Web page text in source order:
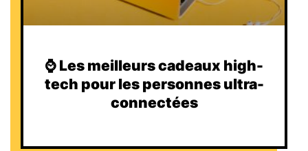
⌚️ Les meilleurs cadeaux high-
tech pour les personnes ultra-
connectées